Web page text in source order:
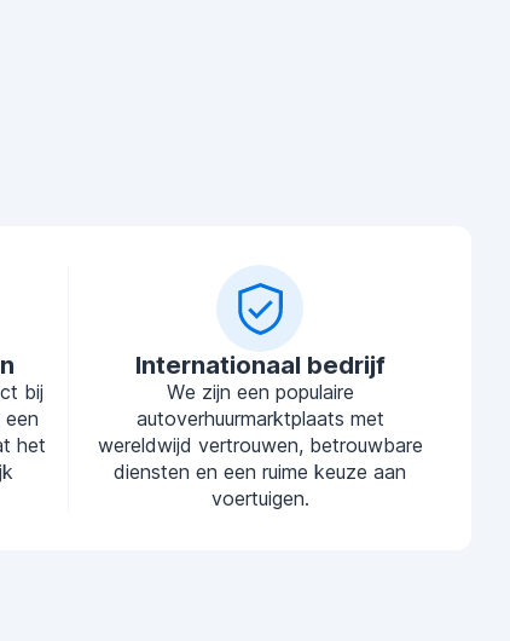
bij
het
Internationaal bedrijf
We zijn een populaire
autoverhuurmarktplaats met
wereldwijd vertrouwen, betrouwbare
diensten en een ruime keuze aan
voertuigen.